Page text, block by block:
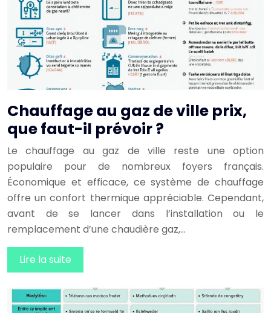
Chauffage au gaz de ville prix,
que faut-il prévoir ?
Le chauffage au gaz de ville reste une option
populaire pour de nombreux foyers français.
Économique et efficace, ce système de chauffage
offre un confort thermique appréciable. Cependant,
avant de se lancer dans l’installation ou le
remplacement d’une chaudière gaz,…
Lire la suite